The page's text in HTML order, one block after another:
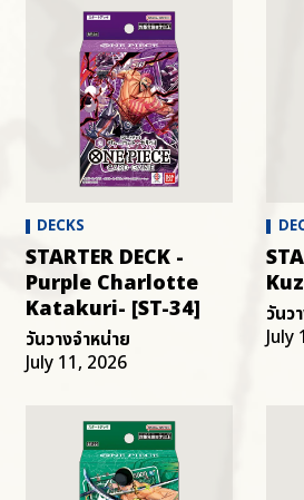
DECKS
STARTER DECK -
Purple Charlotte
Katakuri- [ST-34]
วันวางจำหน่าย
July 11, 2026
วันว
July